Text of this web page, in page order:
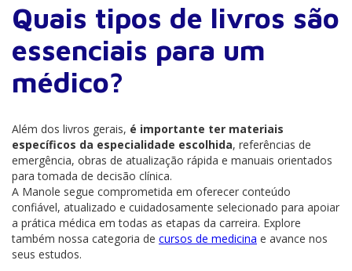
Quais tipos de livros são
essenciais para um
médico?
Além dos livros gerais, é importante ter materiais
específicos da especialidade escolhida, referências de
emergência, obras de atualização rápida e manuais orientados
para tomada de decisão clínica.
A Manole segue comprometida em oferecer conteúdo
confiável, atualizado e cuidadosamente selecionado para apoiar
a prática médica em todas as etapas da carreira. Explore
também nossa categoria de cursos de medicina e avance nos
seus estudos.